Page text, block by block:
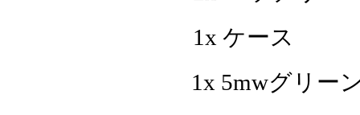
1x ケース
1x 5mwグリー